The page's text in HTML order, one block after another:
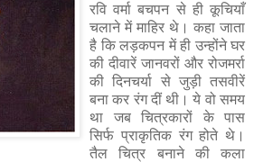
रवि वर्मा बचपन से ही कूचियाँ
चलाने में माहिर थे। कहा जाता
है कि लड़कपन में ही उन्होंने घर
की दीवारें जानवरों और रोजमर्रा
की दिनचर्या से जुड़ी तसवीरें
बना कर रंग दीं थी। ये वो समय
था जब चित्रकारों के पास
सिर्फ प्राकृतिक रंग होते थे।
तैल चित्र बनाने की कला